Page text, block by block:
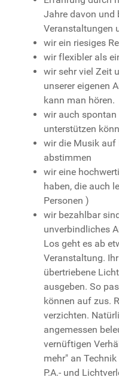
Jahre davon und
Veranstaltungen
wir ein riesiges
wir flexibler als
wir sehr viel Zeit
unserer eigenen
kann man hören.
wir auch spontan
unterstützen
wir die Musik auf
abstimmen
wir eine
haben, die auch
Personen )
wir bezahlbar
unverbindliches
Los geht es ab
Veranstaltung.
übertriebene
ausgeben. So
können auf zus.
verzichten.
angemessen
vernüftigen
mehr" an
P.A.- und